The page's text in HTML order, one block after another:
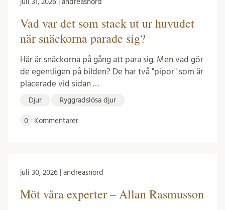
juli 31, 2026 | andreasnord
Vad var det som stack ut ur huvudet
när snäckorna parade sig?
Här är snäckorna på gång att para sig. Men vad gör
de egentligen på bilden? De har två "pipor" som är
placerade vid sidan …
Djur Ryggradslösa djur
0 Kommentarer
juli 30, 2026 | andreasnord
Möt våra experter – Allan Rasmusson